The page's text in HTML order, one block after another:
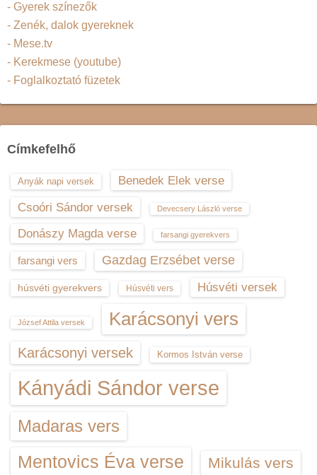
- Gyerek színezők
- Zenék, dalok gyereknek
- Mese.tv
- Kerekmese (youtube)
- Foglalkoztató füzetek
Címkefelhő
Anyák napi versek
Benedek Elek verse
Csoóri Sándor versek
Devecsery László verse
Donászy Magda verse farsangi gyerekvers
farsangi vers Gazdag Erzsébet verse
húsvéti gyerekvers Húsvéti vers Húsvéti versek
József Attila versek Karácsonyi vers
Karácsonyi versek Kormos István verse
Kányádi Sándor verse
Madaras vers
Mentovics Éva verse Mikulás vers